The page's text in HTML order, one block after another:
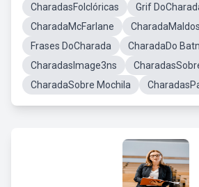
CharadasFolclóricas
Grif
CharadaMcFarlane
Frases DoCharada
CharadaDo
CharadasImage3ns
CharadaSobre Mochila